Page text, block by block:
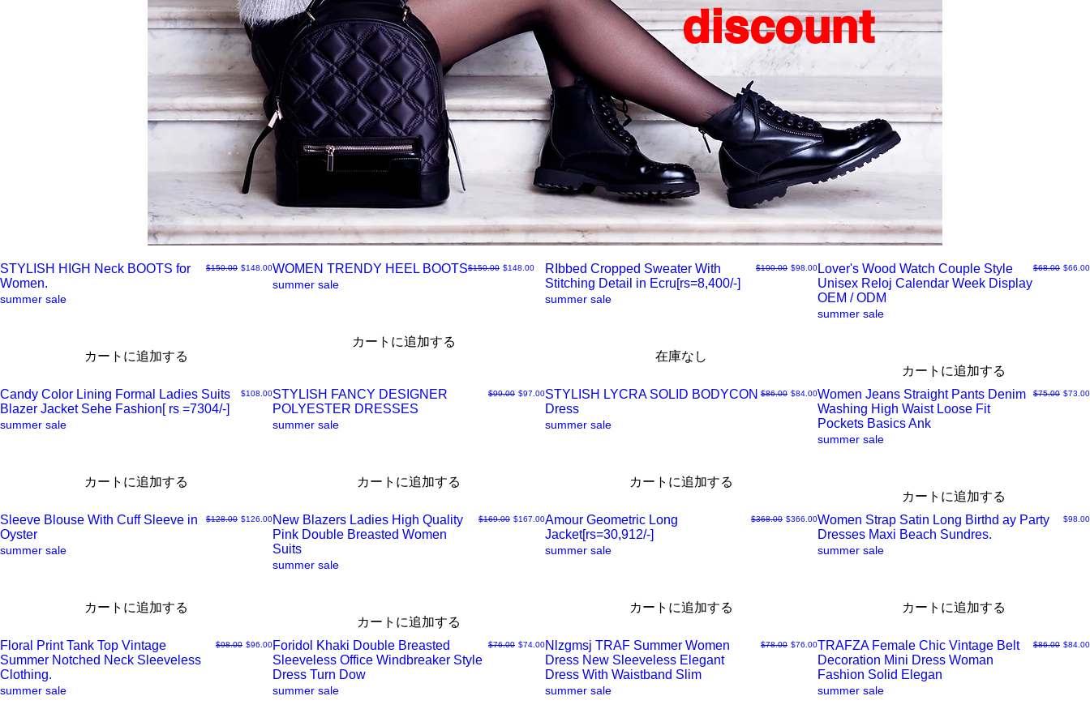
discount
ク
ク
ー
STYLISH HIGH Neck BOOTS for
Women.
通常価格
$150.00 セール価格
$148.00
summer sale
カートに追加する
ク
ク
ー
WOMEN TRENDY HEEL BOOTS通常価格
$150.00 セール価格
$148.00
summer sale
カートに追加する
ク
ク
ー
RIbbed Cropped Sweater With
Stitching Detail in Ecru[rs=8,400/-]
通常価格
$100.00 セール価格
$98.00
summer sale
在庫なし
ク
ビ
ー
Lover's Wood Watch Couple Style
Unisex Reloj Calendar Week Display
OEM / ODM
通常価格
$68.00 セール
$66.00
summer sale
カートに追加する
ク
ク
ー
Candy Color Lining Formal Ladies Suits
Blazer Jacket Sehe Fashion[ rs =7304/-]
価格
$108.00
summer sale
カートに追加する
ク
ク
ビ
ー
STYLISH FANCY DESIGNER
POLYESTER DRESSES
通常価格
$99.00 セール価格
$97.00
summer sale
カートに追加する
ク
ク
ー
STYLISH LYCRA SOLID BODYCON
Dress
通常価格
$86.00 セール価格
$84.00
summer sale
カートに追加する
ク
ク
ー
Women Jeans Straight Pants Denim
Washing High Waist Loose Fit
Pockets Basics Ank
通常価格
$75.00 セール
$73.00
summer sale
カートに追加する
ク
ク
ビ
Sleeve Blouse With Cuff Sleeve in
Oyster
通常価格
$128.00 セール価格
$126.00
summer sale
カートに追加する
ク
ク
ビ
New Blazers Ladies High Quality
Pink Double Breasted Women
Suits
通常価格
$169.00 セール価格
$167.00
summer sale
カートに追加する
ク
ク
ビ
Amour Geometric Long
Jacket[rs=30,912/-]
通常価格
$368.00 セール価格
$366.00
summer sale
カートに追加する
ク
ク
ビ
Women Strap Satin Long Birthd ay Party
Dresses Maxi Beach Sundres.
価格
$98.00
summer sale
カートに追加する
ク
Floral Print Tank Top Vintage
Summer Notched Neck Sleeveless
Clothing.
通常価格
$98.00 セール価格
$96.00
summer sale
ク
Foridol Khaki Double Breasted
Sleeveless Office Windbreaker Style
Dress Turn Dow
通常価格
$76.00 セール価格
$74.00
summer sale
ク
Nlzgmsj TRAF Summer Women
Dress New Sleeveless Elegant
Dress With Waistband Slim
通常価格
$78.00 セール価格
$76.00
summer sale
ク
TRAFZA Female Chic Vintage Belt
Decoration Mini Dress Woman
Fashion Solid Elegan
通常価格
$86.00 セール
$84.00
summer sale